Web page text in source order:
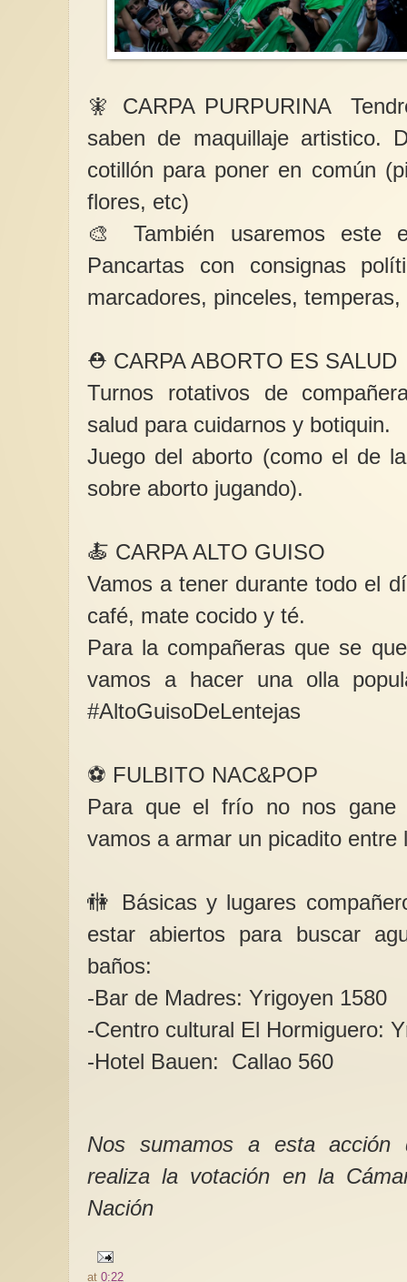
🧚 CARPA PURPURINA
saben de maquillaje artistico.
cotillón para poner en común
flores, etc)
🎨 También usaremos este
Pancartas con consignas
marcadores, pinceles, temperas,
⛑ CARPA ABORTO ES SALUD
Turnos rotativos de
salud para cuidarnos y botiquin.
Juego del aborto (como el de
sobre aborto jugando).
🍝 CARPA ALTO GUISO
Vamos a tener durante todo el
café, mate cocido y té.
Para la compañeras que se
vamos a hacer una olla
#AltoGuisoDeLentejas
⚽ FULBITO NAC&POP
Para que el frío no nos gane
vamos a armar un picadito entre
🚻 Básicas y lugares
estar abiertos para buscar
baños:
-Bar de Madres: Yrigoyen 1580
-Centro cultural El Hormiguero:
-Hotel Bauen: Callao 560
Nos sumamos a esta acción
realiza la votación en la
Nación
at 0:22